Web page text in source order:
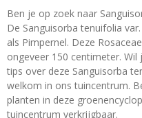
Ben je op zoek naar
De Sanguisorba tenuifolia
als Pimpernel. Deze
ongeveer 150 centimeter.
tips over deze Sanguisorba
welkom in ons tuincentrum.
planten in deze
tuincentrum verkrijgbaar.